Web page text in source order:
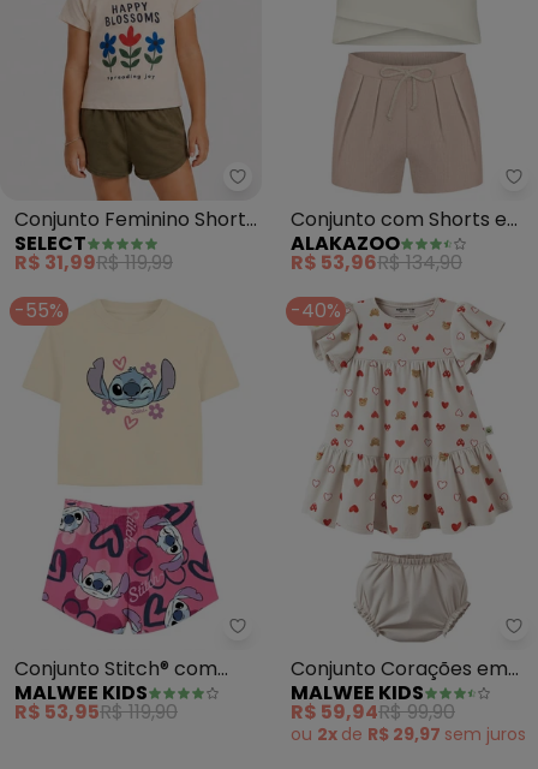
Select - Conjunto Feminino
Conjunto Feminino Short
e Blusa Estampada
(Bege)
SELECT
R$ 31,99R$ 119,99
Conjunto com Shorts e
Blusa Transpassada
(Bege)
ALAKAZOO
R$ 53,96R$ 134,90
-55%
Malwee Kids - Conjunto
Conjunto Stitch® com
Glitter (Bege)
MALWEE KIDS
R$ 53,95R$ 119,90
-40%
Conjunto Corações em
Cotton (Off White)
MALWEE KIDS
R$ 59,94R$ 99,90
ou 2x de R$ 29,97 sem juros